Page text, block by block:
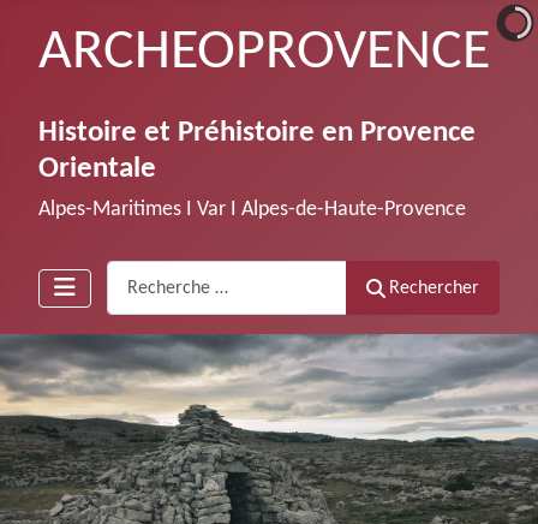
ARCHEOPROVENCE
Histoire et Préhistoire en Provence
Orientale
Alpes-Maritimes Ι Var Ι Alpes-de-Haute-Provence
Rechercher